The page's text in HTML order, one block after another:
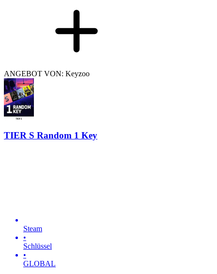
ANGEBOT VON: Keyzoo
TIER S Random 1 Key
Steam
•
Schlüssel
•
GLOBAL